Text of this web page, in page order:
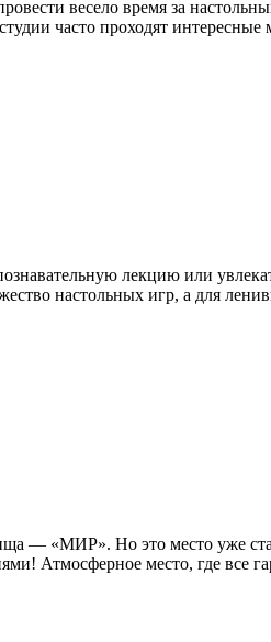
весело время за
часто проходят
лекцию или
настольных игр, а для
— «МИР». Но это место уже
Атмосферное место, где все